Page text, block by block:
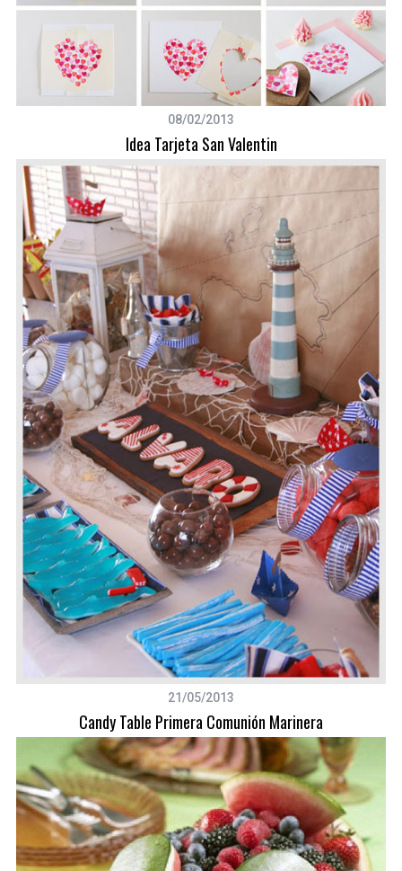
08/02/2013
Idea Tarjeta San Valentin
21/05/2013
Candy Table Primera Comunión Marinera